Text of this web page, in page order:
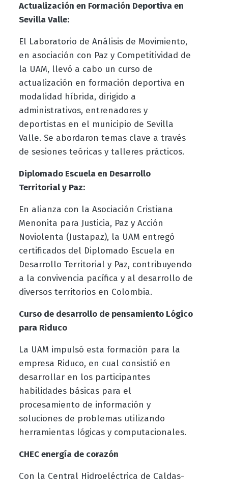
Actualización en Formación Deportiva en
Sevilla Valle:
El Laboratorio de Análisis de Movimiento,
en asociación con Paz y Competitividad de
la UAM, llevó a cabo un curso de
actualización en formación deportiva en
modalidad híbrida, dirigido a
administrativos, entrenadores y
deportistas en el municipio de Sevilla
Valle. Se abordaron temas clave a través
de sesiones teóricas y talleres prácticos.
Diplomado Escuela en Desarrollo
Territorial y Paz:
En alianza con la Asociación Cristiana
Menonita para Justicia, Paz y Acción
Noviolenta (Justapaz), la UAM entregó
certificados del Diplomado Escuela en
Desarrollo Territorial y Paz, contribuyendo
a la convivencia pacífica y al desarrollo de
diversos territorios en Colombia.
Curso de desarrollo de pensamiento Lógico
para Riduco
La UAM impulsó esta formación para la
empresa Riduco, en cual consistió en
desarrollar en los participantes
habilidades básicas para el
procesamiento de información y
soluciones de problemas utilizando
herramientas lógicas y computacionales.
CHEC energía de corazón
Con la Central Hidroeléctrica de Caldas-